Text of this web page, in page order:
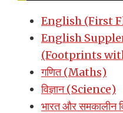
English (First
English
(Footprints
गणित (Maths)
विज्ञान (Science)
भारत और समकालीन